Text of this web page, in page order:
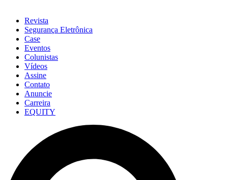
Revista
Segurança Eletrônica
Case
Eventos
Colunistas
Vídeos
Assine
Contato
Anuncie
Carreira
EQUITY